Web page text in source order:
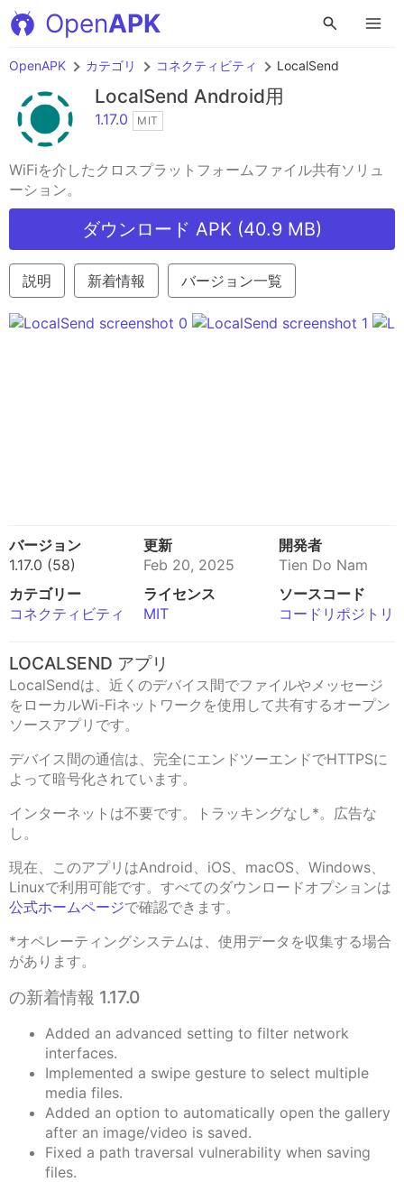
OpenAPK
OpenAPK カテゴリ コネクティビティ LocalSend
LocalSend Android用
1.17.0 MIT
WiFiを介したクロスプラットフォームファイル共有ソリュ
ーション。
ダウンロード APK (40.9 MB)
説明 新着情報 バージョン一覧
バージョン
1.17.0 (58)
更新
Feb 20, 2025
開発者
Tien Do Nam
カテゴリー
コネクティビティ
ライセンス
MIT
ソースコード
コードリポジトリ
LOCALSEND アプリ
LocalSendは、近くのデバイス間でファイルやメッセージ
をローカルWi-Fiネットワークを使用して共有するオープン
ソースアプリです。
デバイス間の通信は、完全にエンドツーエンドでHTTPSに
よって暗号化されています。
インターネットは不要です。トラッキングなし*。広告な
し。
現在、このアプリはAndroid、iOS、macOS、Windows、
Linuxで利用可能です。すべてのダウンロードオプションは
公式ホームページで確認できます。
*オペレーティングシステムは、使用データを収集する場合
があります。
の新着情報 1.17.0
Added an advanced setting to filter network
interfaces.
Implemented a swipe gesture to select multiple
media files.
Added an option to automatically open the gallery
after an image/video is saved.
Fixed a path traversal vulnerability when saving
files.